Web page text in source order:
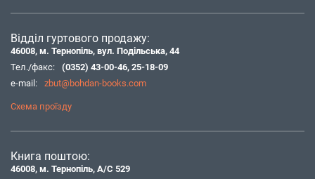
Відділ гуртового продажу:
46008, м. Тернопіль, вул. Подільська, 44
Тел./факс:
(0352) 43-00-46, 25-18-09
e-mail:
zbut@bohdan-books.com
Схема проїзду
Книга поштою:
46008, м. Тернопіль, А/С 529